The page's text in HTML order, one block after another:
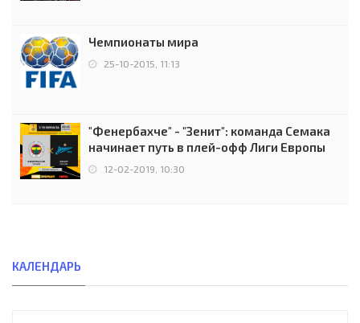
Чемпионаты мира
25-10-2015, 11:13
"Фенербахче" - "Зенит": команда Семака
начинает путь в плей-офф Лиги Европы
12-02-2019, 10:30
КАЛЕНДАРЬ